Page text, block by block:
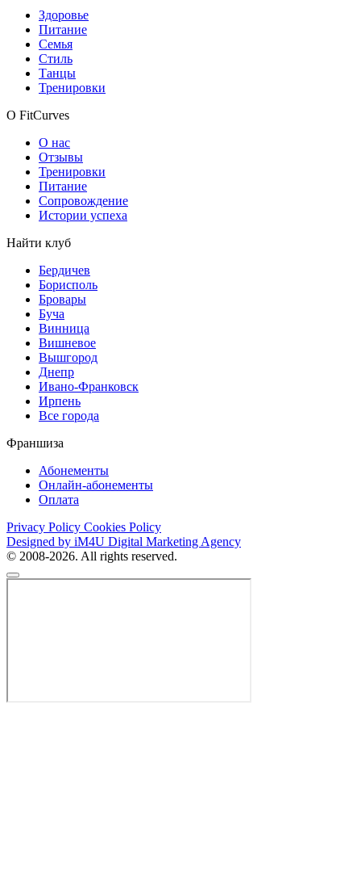
Здоровье
Питание
Семья
Стиль
Танцы
Тренировки
О FitCurves
О нас
Отзывы
Тренировки
Питание
Сопровождение
Истории успеха
Найти клуб
Бердичев
Борисполь
Бровары
Буча
Винница
Вишневое
Вышгород
Днепр
Ивано-Франковск
Ирпень
Все города
Франшиза
Абонементы
Онлайн-абонементы
Оплата
Privacy Policy Cookies Policy
Designed by iM4U Digital Marketing Agency
© 2008-2026. All rights reserved.